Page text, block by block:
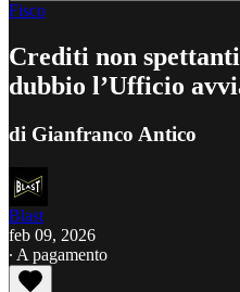
Fisco
Crediti non
dubbio l’Ufficio
di Gianfranco Antico
Blast
feb 09, 2026
∙ A pagamento